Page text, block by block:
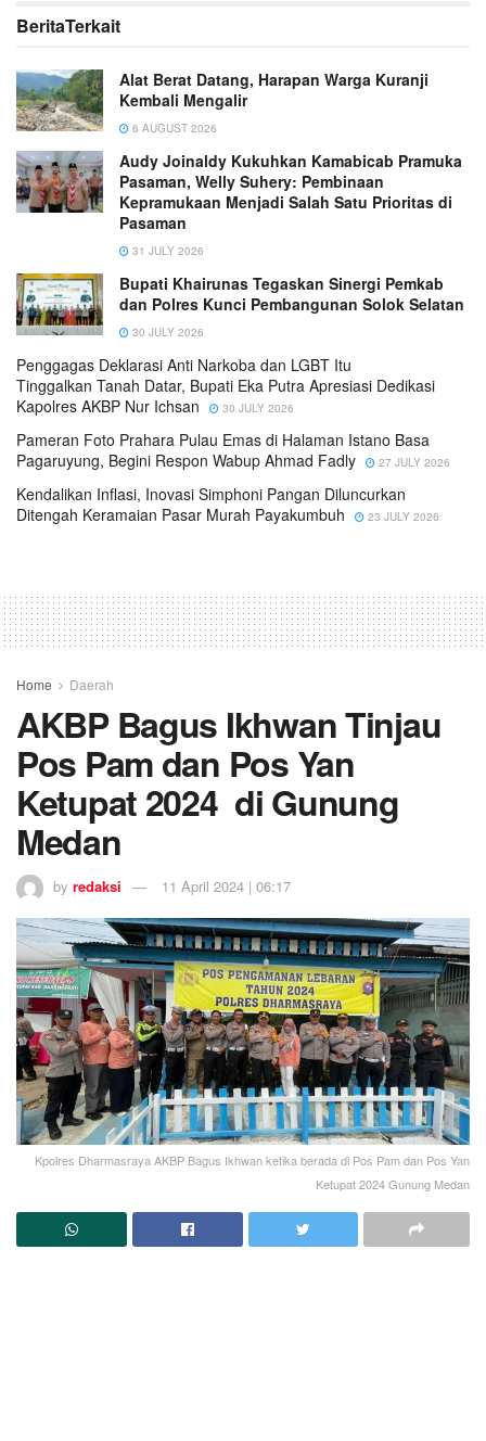
BeritaTerkait
Alat Berat Datang, Harapan Warga Kuranji
Kembali Mengalir
6 AUGUST 2026
Audy Joinaldy Kukuhkan Kamabicab Pramuka
Pasaman, Welly Suhery: Pembinaan
Kepramukaan Menjadi Salah Satu Prioritas di
Pasaman
31 JULY 2026
Bupati Khairunas Tegaskan Sinergi Pemkab
dan Polres Kunci Pembangunan Solok Selatan
30 JULY 2026
Penggagas Deklarasi Anti Narkoba dan LGBT Itu
Tinggalkan Tanah Datar, Bupati Eka Putra Apresiasi Dedikasi
Kapolres AKBP Nur Ichsan
30 JULY 2026
Pameran Foto Prahara Pulau Emas di Halaman Istano Basa
Pagaruyung, Begini Respon Wabup Ahmad Fadly
27 JULY 2026
Kendalikan Inflasi, Inovasi Simphoni Pangan Diluncurkan
Ditengah Keramaian Pasar Murah Payakumbuh
23 JULY 2026
Home Daerah
AKBP Bagus Ikhwan Tinjau
Pos Pam dan Pos Yan
Ketupat 2024 di Gunung
Medan
by redaksi 11 April 2024 | 06:17
Kpolres Dharmasraya AKBP Bagus Ikhwan ketika berada di Pos Pam dan Pos Yan
Ketupat 2024 Gunung Medan